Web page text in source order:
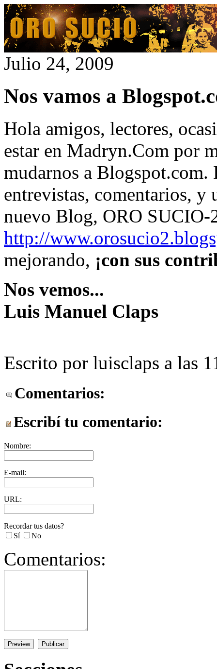
Julio 24, 2009
Nos vamos a
Hola amigos, lectores,
estar en Madryn.Com por
mudarnos a Blogspot.com.
entrevistas, comentarios, y
nuevo Blog, ORO SUCIO-
http://
mejorando, ¡con sus
Nos vemos...
Luis Manuel Claps
Escrito por luisclaps a las
Comentarios:
Escribí tu comentario:
Nombre:
E-mail:
URL:
Recordar tus datos?
Sí
No
Comentarios:
Preview Publicar